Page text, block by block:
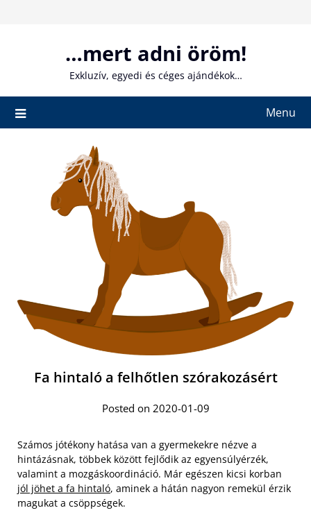
…mert adni öröm!
Exkluzív, egyedi és céges ajándékok…
Menu
Fa hintaló a felhőtlen szórakozásért
Posted on 2020-01-09
Számos jótékony hatása van a gyermekekre nézve a
hintázásnak, többek között fejlődik az egyensúlyérzék,
valamint a mozgáskoordináció. Már egészen kicsi korban
jól jöhet a fa hintaló, aminek a hátán nagyon remekül érzik
magukat a csöppségek.